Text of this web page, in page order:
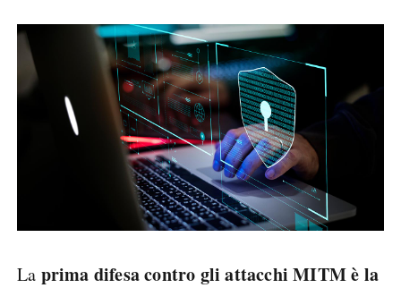
La prima difesa contro gli attacchi MITM è la